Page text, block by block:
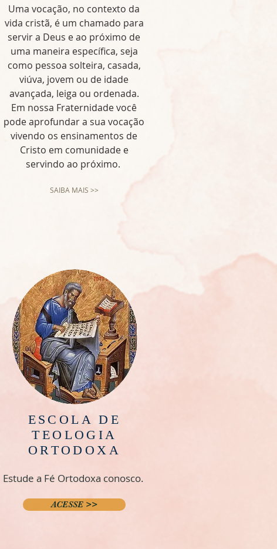
Uma vocação, no contexto da
vida cristã, é um chamado para
servir a Deus e ao próximo de
uma maneira específica, seja
como pessoa solteira, casada,
viúva, jovem ou de idade
avançada, leiga ou ordenada.
Em nossa Fraternidade você
pode aprofundar a sua vocação
vivendo os ensinamentos de
Cristo em comunidade e
servindo ao próximo.
SAIBA MAIS >>
ESCOLA DE
TEOLOGIA
ORTODOXA
Estude a Fé Ortodoxa conosco.
ACESSE >>